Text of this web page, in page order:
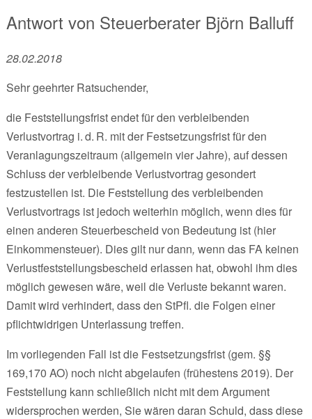
Antwort von Steuerberater Björn Balluff
28.02.2018
Sehr geehrter Ratsuchender,
die Feststellungsfrist endet für den verbleibenden
Verlustvortrag i. d. R. mit der Festsetzungsfrist für den
Veranlagungszeitraum (allgemein vier Jahre), auf dessen
Schluss der verbleibende Verlustvortrag gesondert
festzustellen ist. Die Feststellung des verbleibenden
Verlustvortrags ist jedoch weiterhin möglich, wenn dies für
einen anderen Steuerbescheid von Bedeutung ist (hier
Einkommensteuer). Dies gilt nur dann, wenn das FA keinen
Verlustfeststellungsbescheid erlassen hat, obwohl ihm dies
möglich gewesen wäre, weil die Verluste bekannt waren.
Damit wird verhindert, dass den StPfl. die Folgen einer
pflichtwidrigen Unterlassung treffen.
Im vorliegenden Fall ist die Festsetzungsfrist (gem. §§
169,170 AO) noch nicht abgelaufen (frühestens 2019). Der
Feststellung kann schließlich nicht mit dem Argument
widersprochen werden, Sie wären daran Schuld, dass diese